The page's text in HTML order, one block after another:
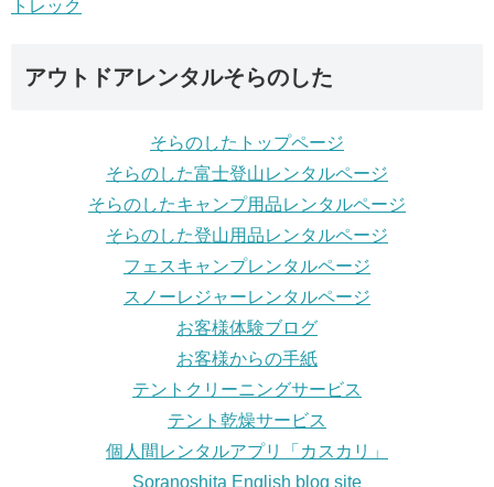
アウトドアレンタルそらのした
そらのしたトップページ
そらのした富士登山レンタルページ
そらのしたキャンプ用品レンタルページ
そらのした登山用品レンタルページ
フェスキャンプレンタルページ
スノーレジャーレンタルページ
お客様体験ブログ
お客様からの手紙
テントクリーニングサービス
テント乾燥サービス
個人間レンタルアプリ「カスカリ」
Soranoshita English blog site